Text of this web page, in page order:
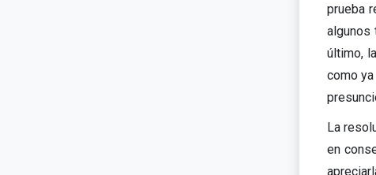
prueba
algunos
último,
como
La
en